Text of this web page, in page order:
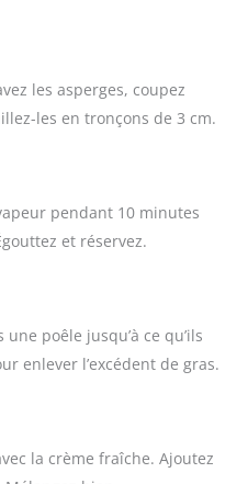
les asperges, coupez
les en tronçons de 3 cm.
pendant 10 minutes
et réservez.
poêle jusqu’à ce qu’ils
enlever l’excédent de gras.
la crème fraîche. Ajoutez